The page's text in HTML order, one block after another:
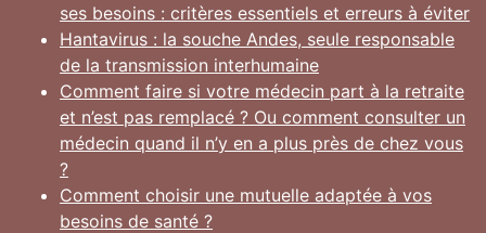
ses besoins : critères essentiels et erreurs à éviter
Hantavirus : la souche Andes, seule responsable
de la transmission interhumaine
Comment faire si votre médecin part à la retraite
et n’est pas remplacé ? Ou comment consulter un
médecin quand il n’y en a plus près de chez vous
?
Comment choisir une mutuelle adaptée à vos
besoins de santé ?